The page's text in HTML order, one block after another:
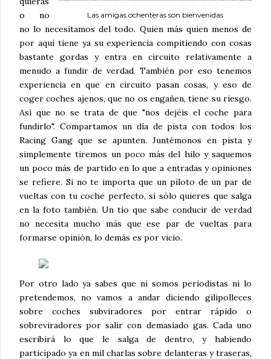
Las amigas ochenteras son bienvenidas
o no
no lo necesitamos del todo. Quien más quien menos de
por aquí tiene ya su experiencia compitiendo con cosas
bastante gordas y entra en circuito relativamente a
menudo a fundir de verdad. También por eso tenemos
experiencia en que en circuito pasan cosas, y eso de
coger coches ajenos, que no os engañen, tiene su riesgo.
Así que no se trata de que "nos dejéis el coche para
fundirlo". Compartamos un día de pista con todos los
Racing Gang que se apunten. Juntémonos en pista y
simplemente tiremos un poco más del hilo y saquemos
un poco más de partido en lo que a entradas y opiniones
se refiere. Si no te importa que un piloto de un par de
vueltas con tu coche perfecto, si sólo quieres que salga
en la foto también. Un tío que sabe conducir de verdad
no necesita mucho más que ese par de vueltas para
formarse opinión, lo demás es por vicio.
Por otro lado ya sabes que ni somos periodistas ni lo
pretendemos, no vamos a andar diciendo gilipolleces
sobre coches subviradores por entrar rápido o
sobreviradores por salir con demasiado gas. Cada uno
escribirá lo que le salga de dentro, y habiendo
participado ya en mil charlas sobre delanteras y traseras,